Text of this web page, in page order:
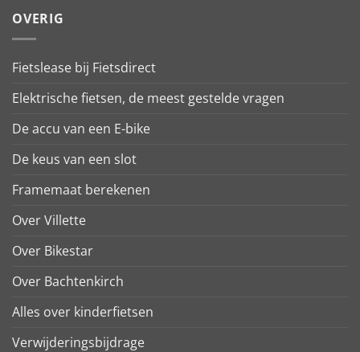
OVERIG
Fietslease bij Fietsdirect
Elektrische fietsen, de meest gestelde vragen
De accu van een E-bike
De keus van een slot
Framemaat berekenen
Over Villette
Over Bikestar
Over Bachtenkirch
Alles over kinderfietsen
Verwijderingsbijdrage